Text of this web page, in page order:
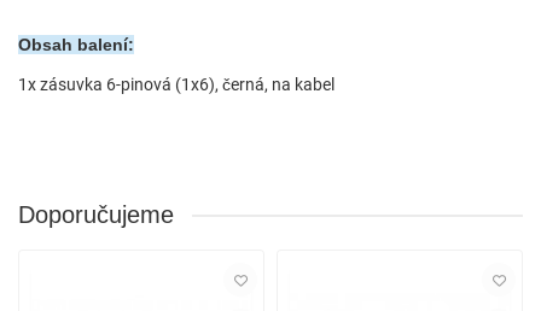
Obsah balení:
1x zásuvka 6-pinová (1x6), černá, na kabel
Doporučujeme